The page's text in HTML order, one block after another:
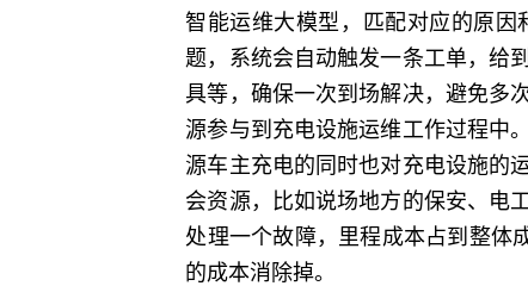
智能运维大模型，匹配对应的原因
题，系统会自动触发一条工单，给
具等，确保一次到场解决，避免多
源参与到充电设施运维工作过程中
源车主充电的同时也对充电设施的
会资源，比如说场地方的保安、电
处理一个故障，里程成本占到整体
的成本消除掉。